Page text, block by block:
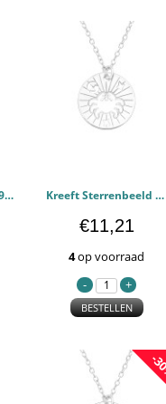
Leo Sterrenbeeld - 925 sterling zilver Kettingen PCJW43938 Kreeft Sterrenbeeld - 925 sterling zilver Kettingen PCJW43937
€11,21
4op voorraad
BESTELLEN
-